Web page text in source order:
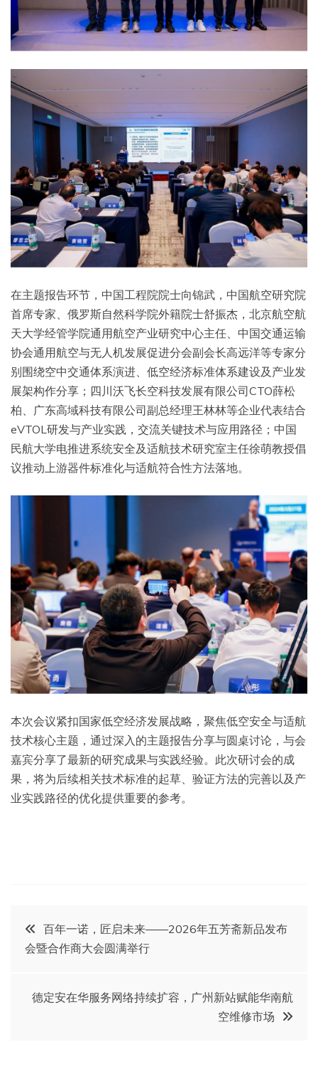
在主题报告环节，中国工程院院士向锦武，中国航空研究院
首席专家、俄罗斯自然科学院外籍院士舒振杰，北京航空航
天大学经管学院通用航空产业研究中心主任、中国交通运输
协会通用航空与无人机发展促进分会副会长高远洋等专家分
别围绕空中交通体系演进、低空经济标准体系建设及产业发
展架构作分享；四川沃飞长空科技发展有限公司CTO薛松
柏、广东高域科技有限公司副总经理王林林等企业代表结合
eVTOL研发与产业实践，交流关键技术与应用路径；中国
民航大学电推进系统安全及适航技术研究室主任徐萌教授倡
议推动上游器件标准化与适航符合性方法落地。
本次会议紧扣国家低空经济发展战略，聚焦低空安全与适航
技术核心主题，通过深入的主题报告分享与圆桌讨论，与会
嘉宾分享了最新的研究成果与实践经验。此次研讨会的成
果，将为后续相关技术标准的起草、验证方法的完善以及产
业实践路径的优化提供重要的参考。
文
章
导
百年一诺，匠启未来——2026年五芳斋新品发布
会暨合作商大会圆满举行
德定安在华服务网络持续扩容，广州新站赋能华南航
空维修市场